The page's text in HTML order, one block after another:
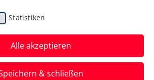
News
Statistiken
Alle akzeptieren
& schließen